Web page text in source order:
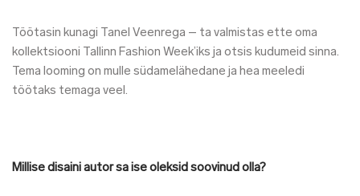
Töötasin kunagi Tanel Veenrega – ta valmistas ette oma
kollektsiooni Tallinn Fashion Week’iks ja otsis kudumeid sinna.
Tema looming on mulle südamelähedane ja hea meeledi
töötaks temaga veel.
Millise disaini autor sa ise oleksid soovinud olla?